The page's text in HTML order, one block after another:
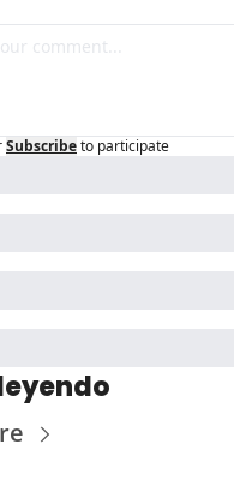
Subscribeto participate